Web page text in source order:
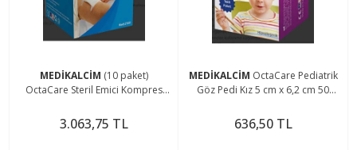
MEDİKALCİM (10 paket)
OctaCare Steril Emici Kompres
Adet
3.063,75 TL
MEDİKALCİM OctaCare Pediatrik
Göz Pedi Kız 5 cm x 6,2 cm 50
636,50 TL